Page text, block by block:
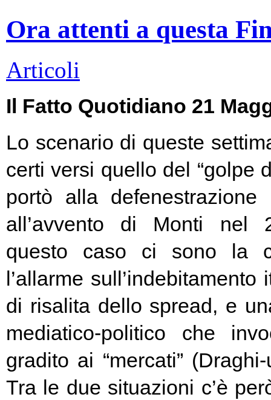
Ora attenti a questa
Articoli
Il Fatto Quotidiano 21
Lo scenario di queste
certi versi quello del “golpe
portò alla
all’avvento di Monti nel
questo caso ci sono la
l’allarme
di risalita dello spread, e
mediatico-politico che
gradito ai “mercati”
Tra le due situazioni c’è